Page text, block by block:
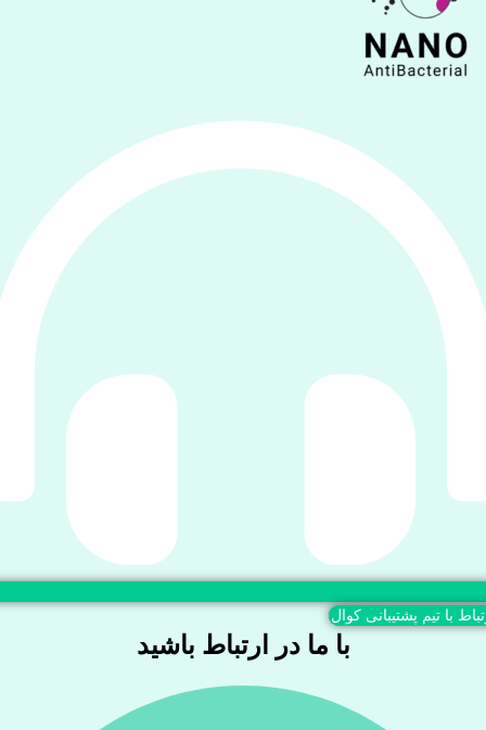
با تیم پشتیبانی کوال
با ما در ارتباط باشید